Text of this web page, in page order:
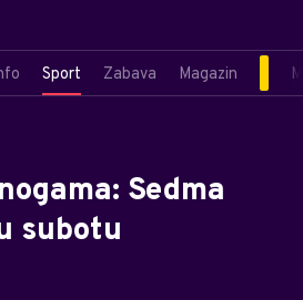
Sport Zabava Magazin
Sedma
subotu